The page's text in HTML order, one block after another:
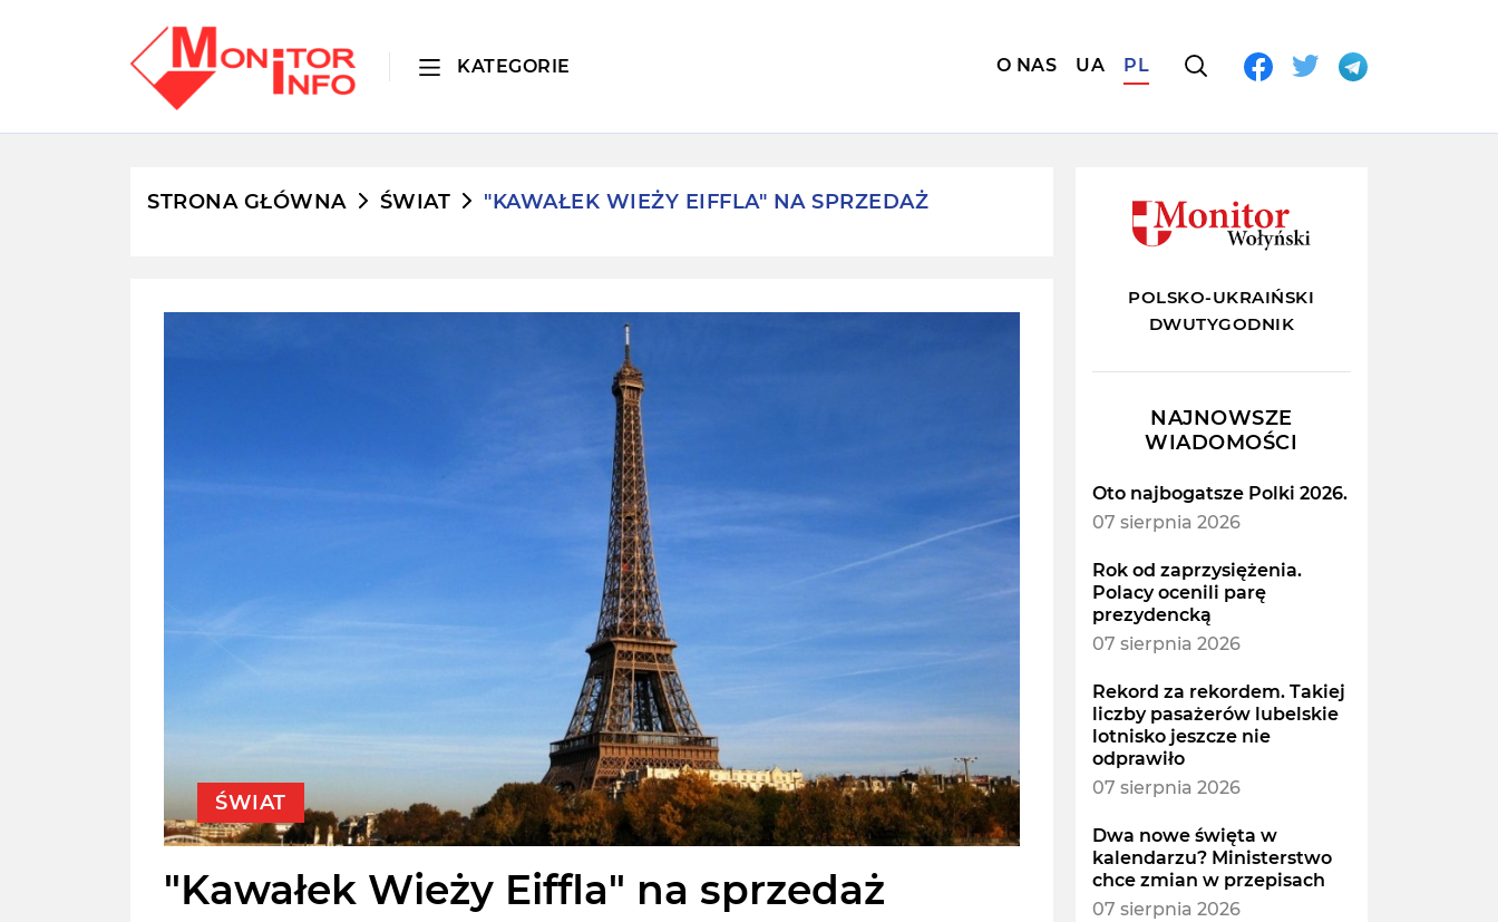
KATEGORIE O NAS UA PL
STRONA GŁÓWNA ŚWIAT "KAWAŁEK WIEŻY EIFFLA" NA SPRZEDAŻ
ŚWIAT
"Kawałek Wieży Eiffla" na sprzedaż
POLSKO-UKRAIŃSKI
DWUTYGODNIK
NAJNOWSZE
WIADOMOŚCI
Oto najbogatsze Polki 2026.
07 sierpnia 2026
Rok od zaprzysiężenia.
Polacy ocenili parę
prezydencką
07 sierpnia 2026
Rekord za rekordem. Takiej
liczby pasażerów lubelskie
lotnisko jeszcze nie
odprawiło
07 sierpnia 2026
Dwa nowe święta w
kalendarzu? Ministerstwo
chce zmian w przepisach
07 sierpnia 2026